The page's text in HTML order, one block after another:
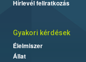
Hírlevél feliratkozás
Gyakori kérdések
Élelmiszer
Állat